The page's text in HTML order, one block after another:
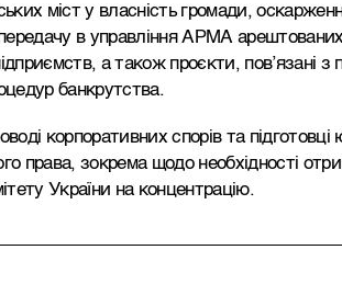
міст у власність громади,
передачу в управління АРМА
а також проєкти, пов’язані з
банкрутства.
корпоративних спорів та
права, зокрема щодо необхідності
України на концентрацію.